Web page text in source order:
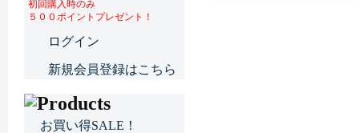
初回購入時のみ
５００ポイントプレゼント！
ログイン
新規会員登録はこちら
お買い得SALE！